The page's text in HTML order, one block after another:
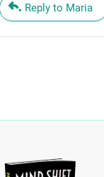
Reply to Maria